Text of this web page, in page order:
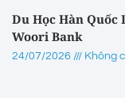
Du Học Hàn Quốc
Woori Bank
24/07/2026 Không